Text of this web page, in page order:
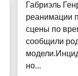
Габриэль
реанимации
сцены по
сообщили
но...